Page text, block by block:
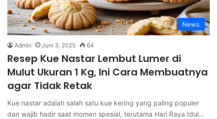
News
Admin Juni 3, 2025 64
Resep Kue Nastar Lembut Lumer di
Mulut Ukuran 1 Kg, Ini Cara Membuatnya
agar Tidak Retak
Kue nastar adalah salah satu kue kering yang paling populer
dan wajib hadir saat momen spesial, terutama Hari Raya Idul…